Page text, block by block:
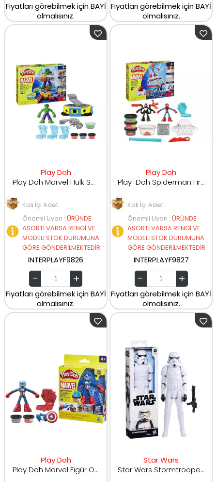
Fiyatları görebilmek için BAYİ
olmalısınız.
Fiyatları görebilmek için BAYİ
olmalısınız.
Play Doh
Play Doh Marvel Hulk Smash & Squish Oyun Seti F9826
Koli İçi Adet :
Önemli Uyarı : ÜRÜNDE
ASORTİ VARSA RENGİ VE
MODELİ STOK DURUMUNA
GÖRE GÖNDERİLMEKTEDİR.
INTERPLAYF9826
Fiyatları görebilmek için BAYİ
olmalısınız.
Play Doh
Play-Doh Spiderman Fırlatma ve Dilimleme Savaşı Oyun Seti
Koli İçi Adet :
Önemli Uyarı : ÜRÜNDE
ASORTİ VARSA RENGİ VE
MODELİ STOK DURUMUNA
GÖRE GÖNDERİLMEKTEDİR.
INTERPLAYF9827
Fiyatları görebilmek için BAYİ
olmalısınız.
Play Doh
Play Doh Marvel Figür Oyun Setleri F9829
Star Wars
Star Wars Stormtrooper Titan Hero Serisi Aksiyon Figürü 30 cm G1279